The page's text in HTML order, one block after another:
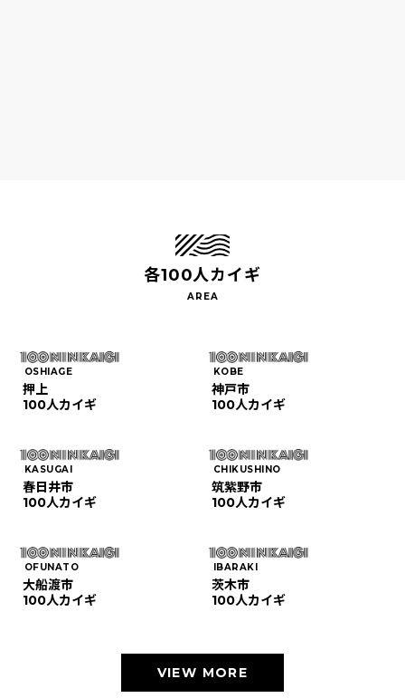
各100人カイギ
OSHIAGE
押上
100人カイギ
KOBE
神戸市
100人カイギ
KASUGAI
春日井市
100人カイギ
CHIKUSHINO
筑紫野市
100人カイギ
OFUNATO
大船渡市
100人カイギ
IBARAKI
茨木市
100人カイギ
VIEW MORE